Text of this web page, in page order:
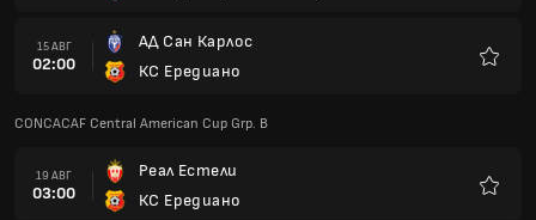
15 АВГ
02:00
АД Сан Карлос
КС Ередиано
CONCACAF Central American Cup Grp. B
19 АВГ
03:00
Реал Естели
КС Ередиано